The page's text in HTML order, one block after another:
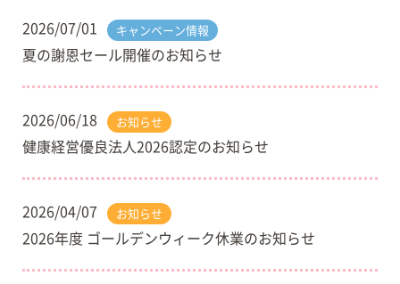
2026/07/01 キャンペーン情報
夏の謝恩セール開催のお知らせ
2026/06/18 お知らせ
健康経営優良法人2026認定のお知らせ
2026/04/07 お知らせ
2026年度 ゴールデンウィーク休業のお知らせ